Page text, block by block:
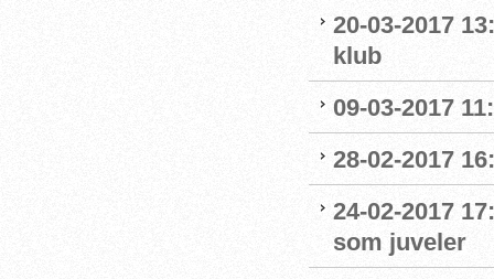
20-03-2017
klub
09-03-2017
28-02-2017
24-02-2017
som juveler